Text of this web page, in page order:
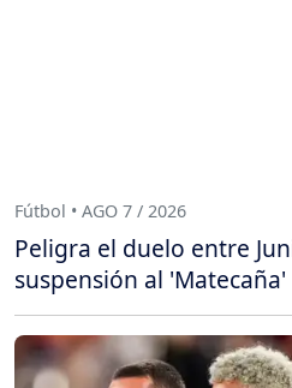
Fútbol • AGO 7 / 2026
Peligra el duelo entre
suspensión al 'Matecaña'